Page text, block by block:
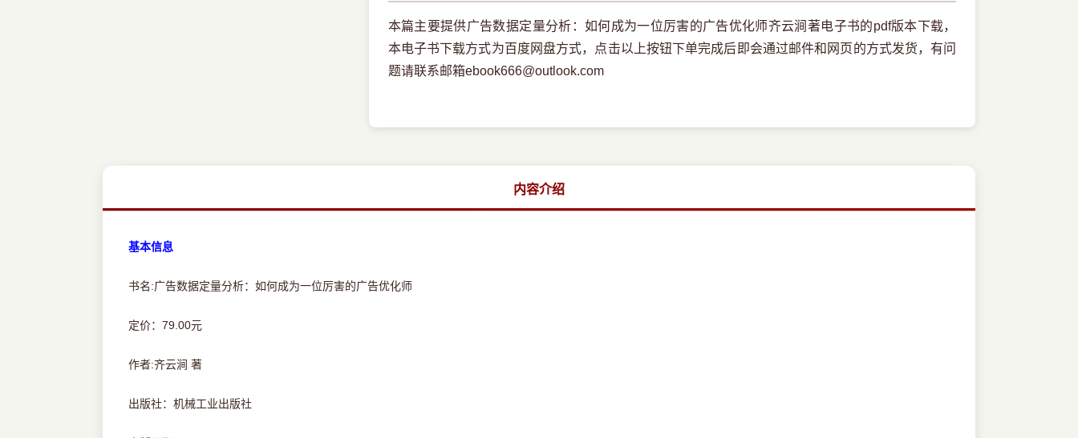
本篇主要提供广告数据定量分析：如何成为一位厉害的广告优化师齐云涧著电子书的pdf版本下载，
本电子书下载方式为百度网盘方式，点击以上按钮下单完成后即会通过邮件和网页的方式发货，有问
题请联系邮箱ebook666@outlook.com
内容介绍
基本信息
书名:广告数据定量分析：如何成为一位厉害的广告优化师
定价：79.00元
作者:齐云涧 著
出版社：机械工业出版社